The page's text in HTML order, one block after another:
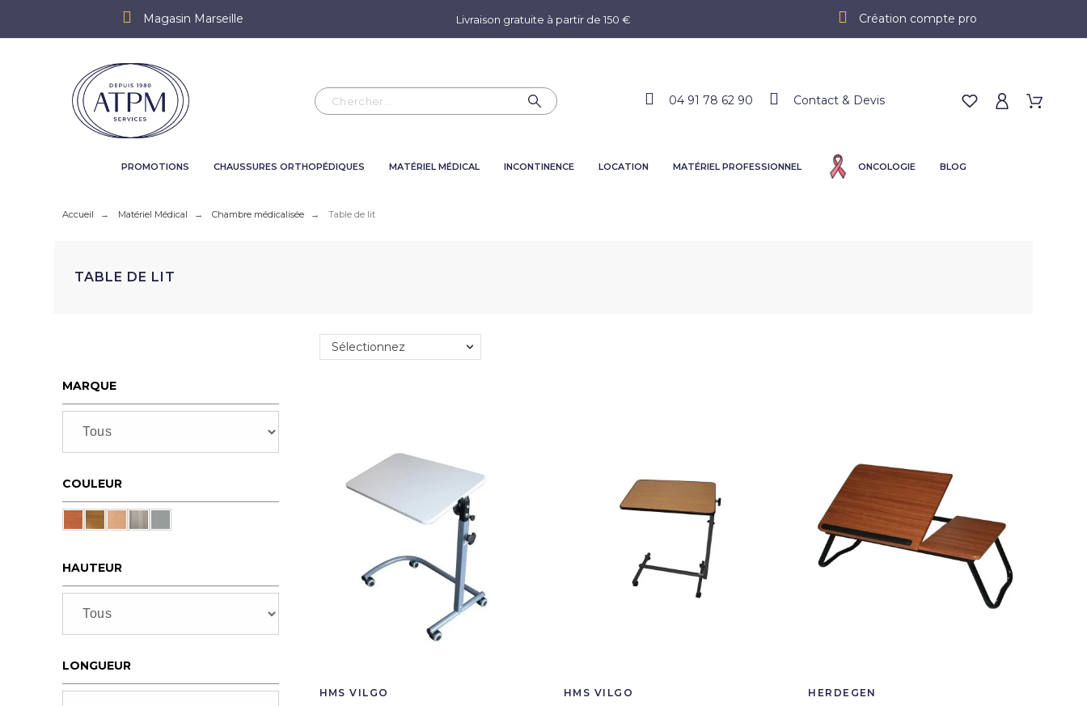
Magasin Marseille Livraison gratuite à partir de 150 € Création compte pro
04 91 78 62 90 Contact & Devis
PROMOTIONS CHAUSSURES ORTHOPÉDIQUES MATÉRIEL MÉDICAL INCONTINENCE LOCATION MATÉRIEL PROFESSIONNEL ONCOLOGIE BLOG
Accueil Matériel Médical Chambre médicalisée Table de lit
TABLE DE LIT
MARQUE
COULEUR
HAUTEUR
LONGUEUR
Sélectionnez
HMS VILGO HMS VILGO HERDEGEN